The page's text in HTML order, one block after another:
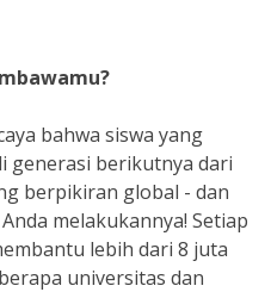
bahwa siswa yang
generasi berikutnya dari
berpikiran global - dan
melakukannya! Setiap
lebih dari 8 juta
universitas dan